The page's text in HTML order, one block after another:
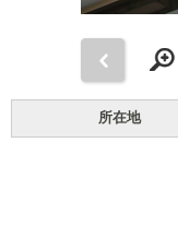
所在地